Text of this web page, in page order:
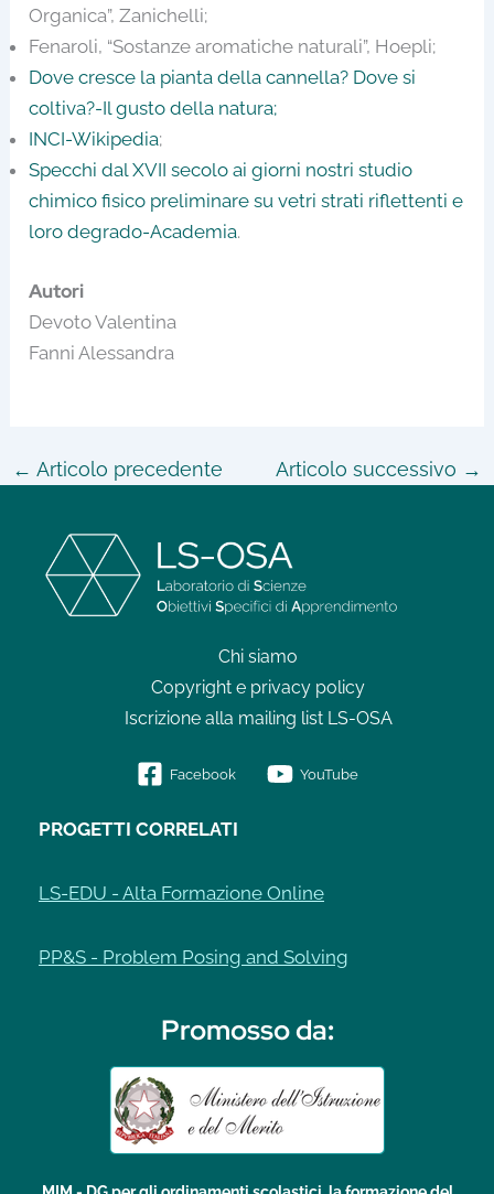
Organica”, Zanichelli;
Fenaroli, “Sostanze aromatiche naturali”, Hoepli;
Dove cresce la pianta della cannella? Dove si
coltiva?-Il gusto della natura;
INCI-Wikipedia;
Specchi dal XVII secolo ai giorni nostri studio
chimico fisico preliminare su vetri strati riflettenti e
loro degrado-Academia.
Autori
Devoto Valentina
Fanni Alessandra
← Articolo precedente Articolo successivo →
Chi siamo
Copyright e privacy policy
Iscrizione alla mailing list LS-OSA
Facebook YouTube
PROGETTI CORRELATI
LS-EDU - Alta Formazione Online
PP&S - Problem Posing and Solving
Promosso da: